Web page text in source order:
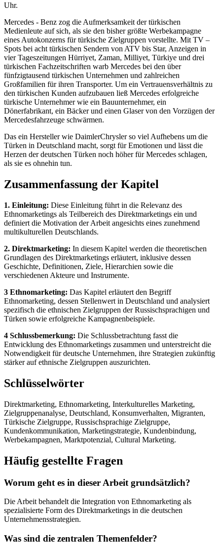
Uhr.
Mercedes - Benz zog die Aufmerksamkeit der türkischen
Medienleute auf sich, als sie den bisher größte Werbekampagne
eines Autokonzerns für türkische Zielgruppen vorstellte. Mit TV –
Spots bei acht türkischen Sendern von ATV bis Star, Anzeigen in
vier Tageszeitungen Hürriyet, Zaman, Milliyet, Türkiye und drei
türkischen Fachzeitschriften warb Mercedes bei den über
fünfzigtausend türkischen Unternehmen und zahlreichen
Großfamilien für ihren Transporter. Um ein Vertrauensverhältnis zu
den türkischen Kunden aufzubauen ließ Mercedes erfolgreiche
türkische Unternehmer wie ein Bauunternehmer, ein
Dönerfabrikant, ein Bäcker und einen Glaser von den Vorzügen der
Mercedesfahrzeuge schwärmen.
Das ein Hersteller wie DaimlerChrysler so viel Aufhebens um die
Türken in Deutschland macht, sorgt für Emotionen und lässt die
Herzen der deutschen Türken noch höher für Mercedes schlagen,
als sie es ohnehin tun.
Zusammenfassung der Kapitel
1. Einleitung: Diese Einleitung führt in die Relevanz des
Ethnomarketings als Teilbereich des Direktmarketings ein und
definiert die Motivation der Arbeit angesichts eines zunehmend
multikulturellen Deutschlands.
2. Direktmarketing: In diesem Kapitel werden die theoretischen
Grundlagen des Direktmarketings erläutert, inklusive dessen
Geschichte, Definitionen, Ziele, Hierarchien sowie die
verschiedenen Akteure und Instrumente.
3 Ethnomarketing: Das Kapitel erläutert den Begriff
Ethnomarketing, dessen Stellenwert in Deutschland und analysiert
spezifisch die ethnischen Zielgruppen der Russischsprachigen und
Türken sowie erfolgreiche Kampagnenbeispiele.
4 Schlussbemerkung: Die Schlussbetrachtung fasst die
Entwicklung des Ethnomarketings zusammen und unterstreicht die
Notwendigkeit für deutsche Unternehmen, ihre Strategien zukünftig
stärker auf ethnische Zielgruppen auszurichten.
Schlüsselwörter
Direktmarketing, Ethnomarketing, Interkulturelles Marketing,
Zielgruppenanalyse, Deutschland, Konsumverhalten, Migranten,
Türkische Zielgruppe, Russischsprachige Zielgruppe,
Kundenkommunikation, Marketingstrategie, Kundenbindung,
Werbekampagnen, Marktpotenzial, Cultural Marketing.
Häufig gestellte Fragen
Worum geht es in dieser Arbeit grundsätzlich?
Die Arbeit behandelt die Integration von Ethnomarketing als
spezialisierte Form des Direktmarketings in die deutschen
Unternehmensstrategien.
Was sind die zentralen Themenfelder?